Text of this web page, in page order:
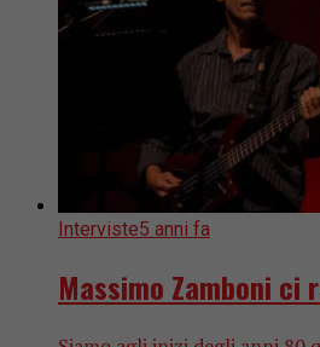
Interviste5 anni fa
Massimo Zamboni ci